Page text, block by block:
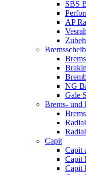
SBS
AP
NG
Gale
Brems- und
Capit
Capit
Capit
Capit